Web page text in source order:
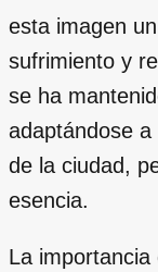
esta imagen
sufrimiento y
se ha
adaptándose
de la ciudad,
esencia.
La